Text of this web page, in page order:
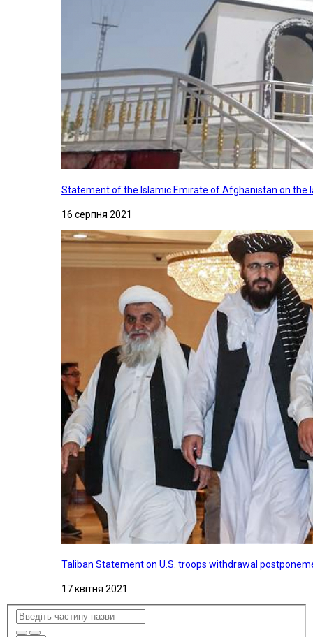
Statement of the Islamic Emirate of Afghanistan on
16 серпня 2021
Taliban Statement on U.S. troops withdrawal
17 квітня 2021